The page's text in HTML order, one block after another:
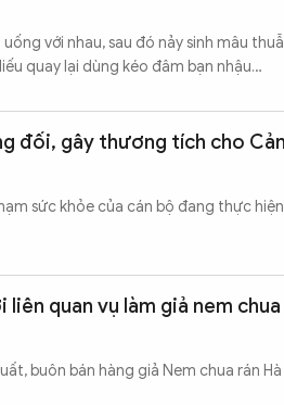
với nhau, sau đó nảy sinh mâu
quay lại dùng kéo đâm bạn nhậu…
đối, gây thương tích cho
sức khỏe của cán bộ đang thực
quan vụ làm giả nem chua
buôn bán hàng giả Nem chua rán